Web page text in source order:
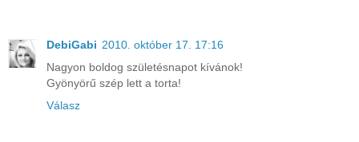
DebiGabi 2010. október 17. 17:16
Nagyon boldog születésnapot kívánok!
Gyönyörű szép lett a torta!
Válasz